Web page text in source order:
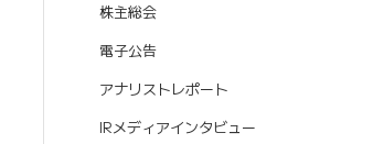
株主総会
電子公告
アナリストレポート
IRメディアインタビュー